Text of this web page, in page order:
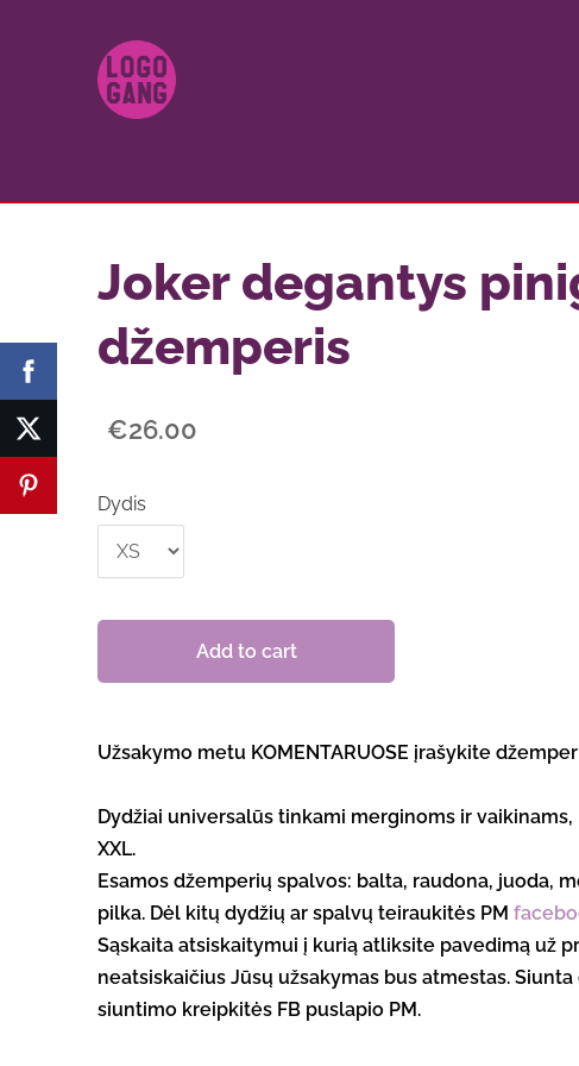
Joker degantys
džemperis
€26.00
Dydis
Add to cart
Užsakymo metu KOMENTARUOSE įrašykite
Dydžiai universalūs tinkami merginoms ir vaikinams,
XXL.
Esamos džemperių spalvos: balta, raudona, juoda,
pilka. Dėl kitų dydžių ar spalvų teiraukitės PM
Sąskaita atsiskaitymui į kurią atliksite pavedimą už
neatsiskaičius Jūsų užsakymas bus atmestas.
siuntimo kreipkitės FB puslapio PM.